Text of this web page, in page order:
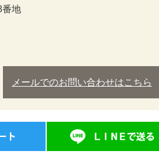
番地
メールでのお問い合わせはこちら